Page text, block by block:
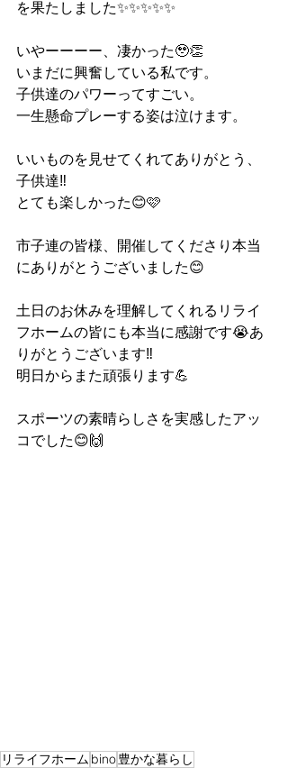
を果たしました✨✨✨✨✨
いやーーーー、凄かった🥹👏
いまだに興奮している私です。
子供達のパワーってすごい。
一生懸命プレーする姿は泣けます。
いいものを見せてくれてありがとう、
子供達‼️
とても楽しかった😊🩷
市子連の皆様、開催してくださり本当
にありがとうございました😊
土日のお休みを理解してくれるリライ
フホームの皆にも本当に感謝です😭あ
りがとうございます‼️
明日からまた頑張ります💪
スポーツの素晴らしさを実感したアッ
コでした😊🙌
リライフホーム bino豊かな暮らし